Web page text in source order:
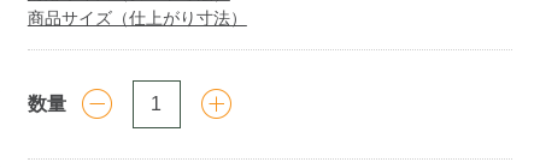
商品サイズ（仕上がり寸法）
数量